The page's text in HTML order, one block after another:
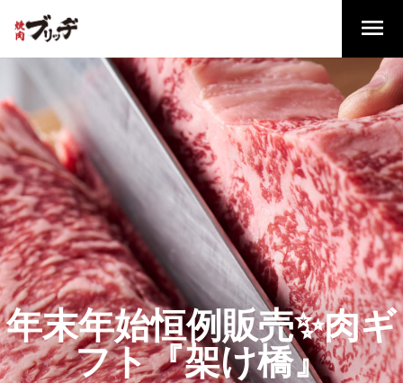
年末年始恒例販売✨肉ギ
フト『架け橋』